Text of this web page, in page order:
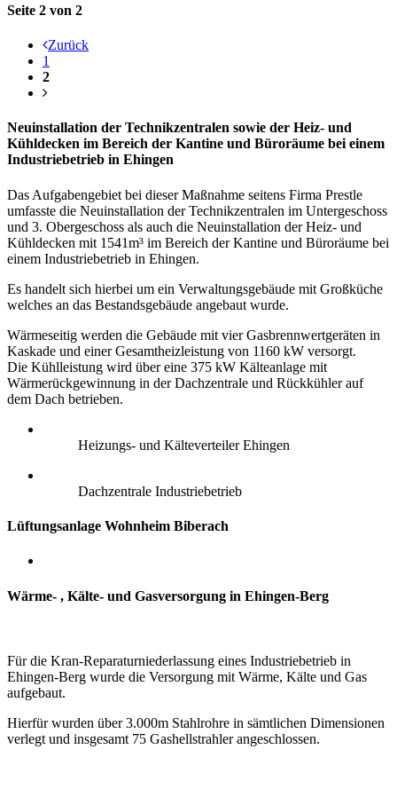
Seite 2 von 2
Zurück
1
2
Neuinstallation der Technikzentralen sowie der Heiz- und
Kühldecken im Bereich der Kantine und Büroräume bei einem
Industriebetrieb in Ehingen
Das Aufgabengebiet bei dieser Maßnahme seitens Firma Prestle
umfasste die Neuinstallation der Technikzentralen im Untergeschoss
und 3. Obergeschoss als auch die Neuinstallation der Heiz- und
Kühldecken mit 1541m³ im Bereich der Kantine und Büroräume bei
einem Industriebetrieb in Ehingen.
Es handelt sich hierbei um ein Verwaltungsgebäude mit Großküche
welches an das Bestandsgebäude angebaut wurde.
Wärmeseitig werden die Gebäude mit vier Gasbrennwertgeräten in
Kaskade und einer Gesamtheizleistung von 1160 kW versorgt.
Die Kühlleistung wird über eine 375 kW Kälteanlage mit
Wärmerückgewinnung in der Dachzentrale und Rückkühler auf
dem Dach betrieben.
Heizungs- und Kälteverteiler Ehingen
Dachzentrale Industriebetrieb
Lüftungsanlage Wohnheim Biberach
Wärme- , Kälte- und Gasversorgung in Ehingen-Berg
Für die Kran-Reparaturniederlassung eines Industriebetrieb in
Ehingen-Berg wurde die Versorgung mit Wärme, Kälte und Gas
aufgebaut.
Hierfür wurden über 3.000m Stahlrohre in sämtlichen Dimensionen
verlegt und insgesamt 75 Gashellstrahler angeschlossen.